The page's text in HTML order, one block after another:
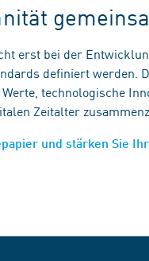
erst bei der
definiert werden.
technologische
Zeitalter
und stärken Sie